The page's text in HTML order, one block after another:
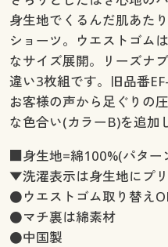
身生地でくるんだ肌あた
ショーツ。ウエストゴム
なサイズ展開。リーズナ
違い3枚組です。旧品番
お客様の声から足ぐりの
な色合い(カラーB)を追加
■身生地=綿100%(パター
▼洗濯表示は身生地にプ
●ウエストゴム取り替え
●マチ裏は綿素材
●中国製